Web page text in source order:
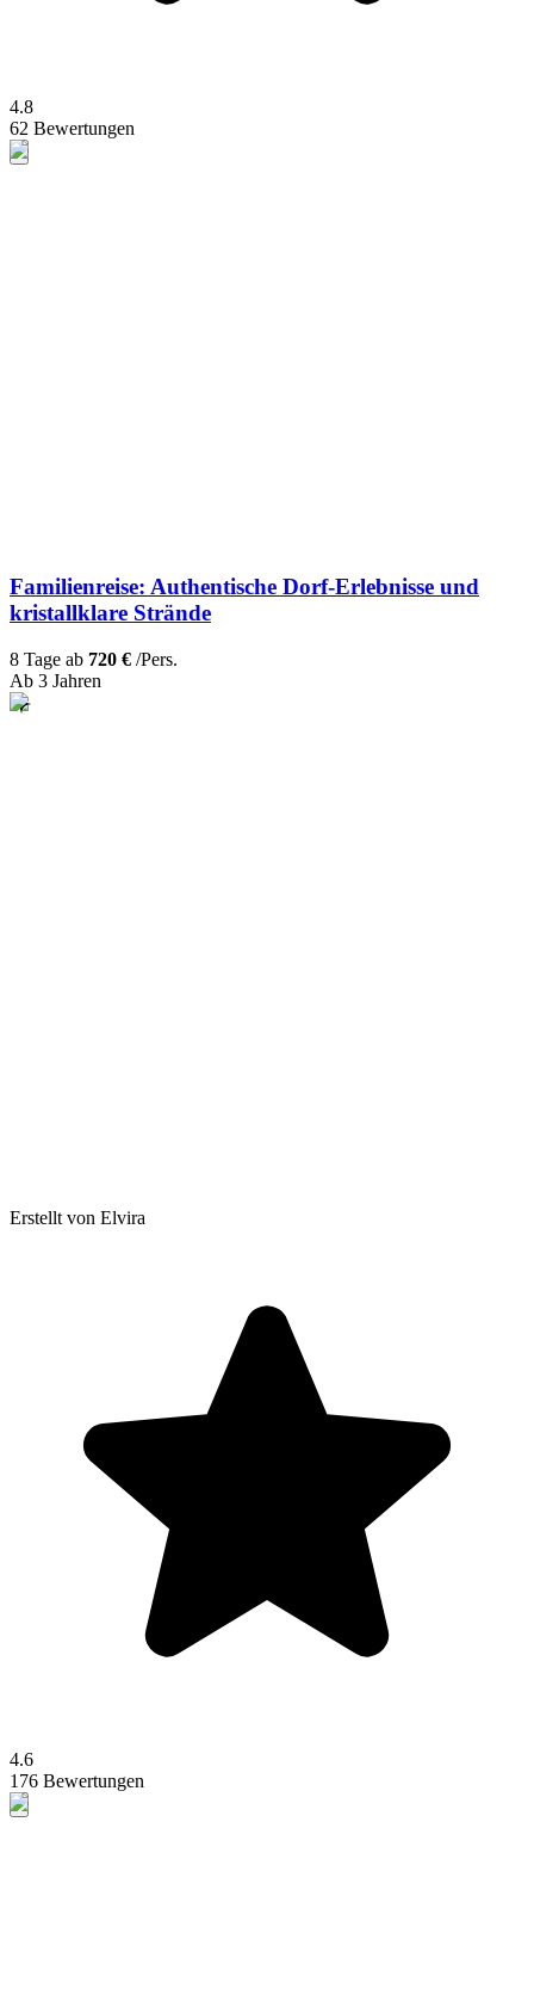
4.8
62 Bewertungen
Familienreise: Authentische Dorf-Erlebnisse und
kristallklare Strände
8 Tage ab 720 € /Pers.
Ab 3 Jahren
Erstellt von Elvira
4.6
176 Bewertungen